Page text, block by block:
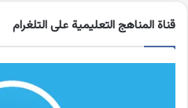
قناة المناهج التعليمية على التلغرام